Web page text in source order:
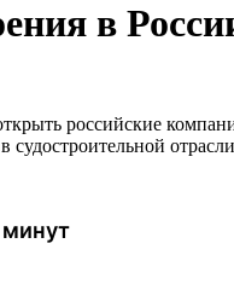
в
российские
судостроительной